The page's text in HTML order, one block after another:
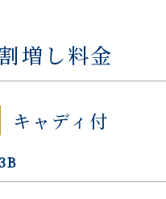
増し料金
キャディ付